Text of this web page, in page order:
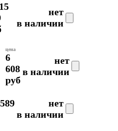
15
нет
в наличии
цена
6
608
руб
нет
в наличии
нет
в наличии